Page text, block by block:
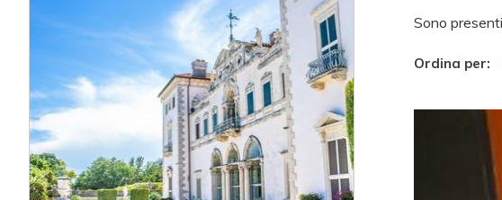
Sono
Ordina per: